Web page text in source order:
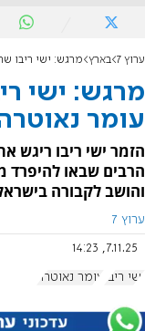
ערוץ 7 בארץ מרגש: ישי ריבו
מרגש: ישי
עומר
הזמר ישי ריבו ריגש
הרבים שבאו להיפרד
והושב לקבורה
ערוץ 7
7.11.25, 14:23
ישי ריבו עומר נאוטרה